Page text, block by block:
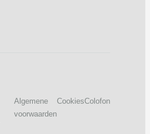
Algemene
voorwaarden
CookiesColofon